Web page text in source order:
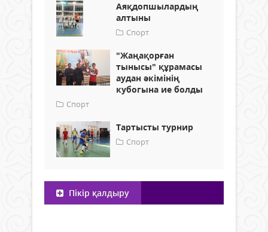
Аяқдопшылардың
алтыны
Спорт
"Жаңақорған
тынысы" құрамасы
аудан әкімінің
кубогына ие болды
Спорт
Тартысты турнир
Спорт
Пікір қалдыру